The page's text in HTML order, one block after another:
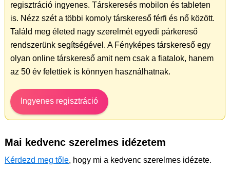
regisztráció ingyenes. Társkeresés mobilon és tableten
is. Nézz szét a többi komoly társkereső férfi és nő között.
Találd meg életed nagy szerelmét egyedi párkereső
rendszerünk segítségével. A Fényképes társkereső egy
olyan online társkereső amit nem csak a fiatalok, hanem
az 50 év felettiek is könnyen használhatnak.
Ingyenes regisztráció
Mai kedvenc szerelmes idézetem
Kérdezd meg tőle, hogy mi a kedvenc szerelmes idézete.